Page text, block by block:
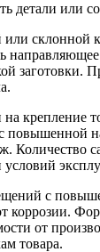
детали или
склонной
заготовки.
на крепление
Количество
условий
с
коррозии.
от
товара.